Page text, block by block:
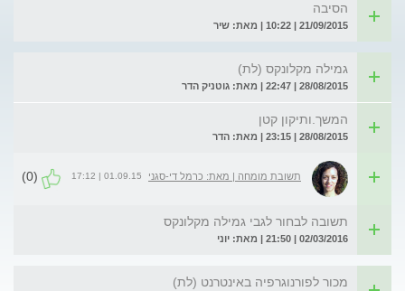
הסיבה
21/09/2015 | 10:22 | מאת: שיר
גמילה מקלונקס (לת)
28/08/2015 | 22:47 | מאת: גוטניק הדר
המשך.ותיקון קטן
28/08/2015 | 23:15 | מאת: הדר
תשובת מומחה | מאת: כרמל די-סגני 01.09.15 | 17:12
(0)
תשובה לבחור לגבי גמילה מקלונקס
02/03/2016 | 21:50 | מאת: יוני
מכור לפורנוגרפיה באינטרנט (לת)